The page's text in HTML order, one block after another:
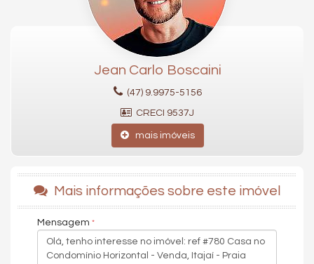
Móveis Planejados
Lavabo
Sala para 3 Ambientes
Sala de Jogos
Piscina
Quadra Esportiva
Jean Carlo Boscaini
(47) 9.9975-5156
CRECI 9537J
mais imóveis
Mais informações sobre este imóvel
Mensagem